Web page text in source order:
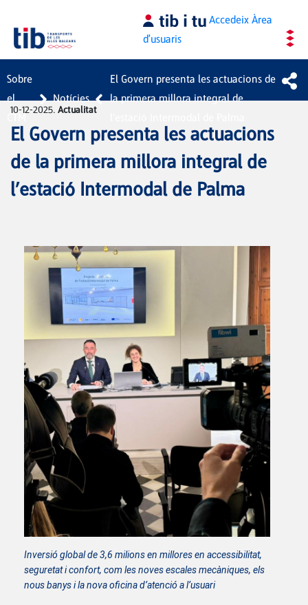
AccedeixÀrea
d'usuaris
Sobre
el
CTM
Notícies
El Govern presenta les actuacions de
la primera millora integral de
10-12-2025. Actualitat
El Govern presenta les actuacions
de la primera millora integral de
l’estació Intermodal de Palma
Inversió global de 3,6 milions en millores en accessibilitat,
seguretat i confort, com les noves escales mecàniques, els
nous banys i la nova oficina d’atenció a l’usuari